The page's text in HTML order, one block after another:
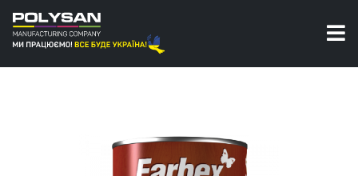
Паркетный лак
Лак паркетный ПФ-231 Farbex